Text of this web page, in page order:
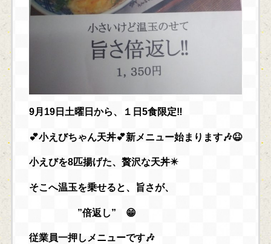
9月19日土曜日から、１日5食限定‼️
💕小えびちゃん天丼💕新メニュー始まります🎶😆
小えびを8匹揚げた、贅沢な天丼✴️
そこへ温玉を乗せると、旨さが、
”倍返し” 😁
従業員一押しメニューです🎶